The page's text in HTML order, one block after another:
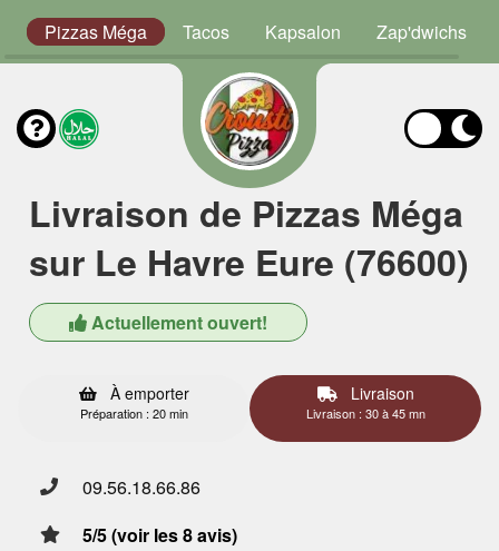
Pizzas Méga Tacos Kapsalon Zap'dwichs
Livraison de Pizzas Méga
sur Le Havre Eure (76600)
Actuellement ouvert!
À emporter
Préparation : 20 min
Livraison
Livraison : 30 à 45 mn
09.56.18.66.86
5/5 (voir les 8 avis)